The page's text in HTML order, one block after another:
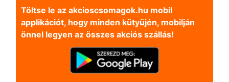
Töltse le az akcioscsomagok.hu mobil
applikációt, hogy minden kütyüjén, mobilján
önnel legyen az összes akciós szállás!